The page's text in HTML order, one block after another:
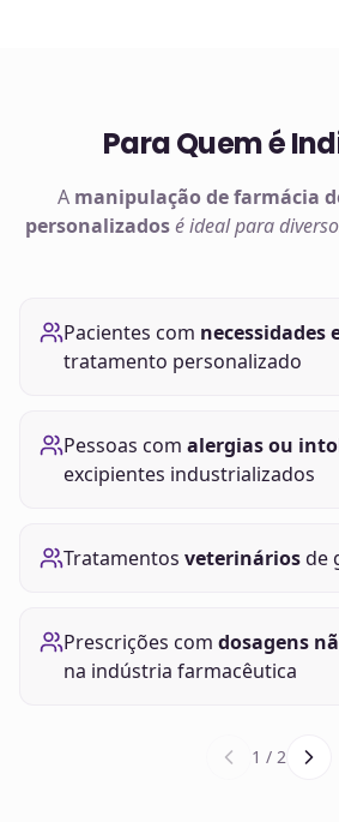
Para Quem é
A manipulação defarmácia
personalizados é ideal para
Pacientes com necessidades
tratamento personalizado
Pessoas com alergias ou
excipientes industrializados
Tratamentos veterináriosde
Prescrições com dosagens
na indústria farmacêutica
1 / 2